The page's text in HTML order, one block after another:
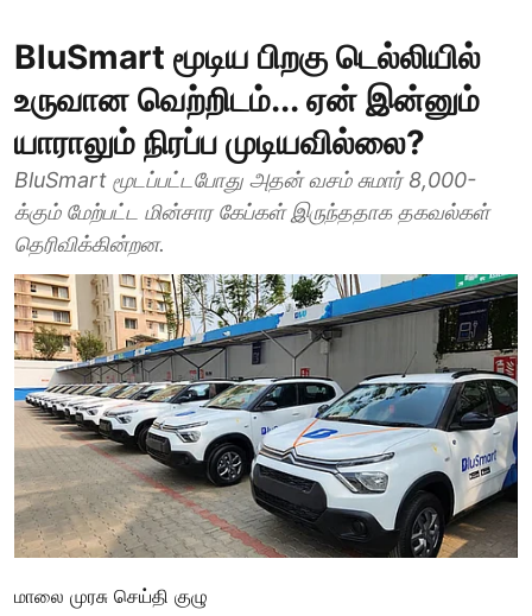
BluSmart மூடிய பிறகு டெல்லியில்
உருவான வெற்றிடம்... ஏன் இன்னும்
யாராலும் நிரப்ப முடியவில்லை?
BluSmart மூடப்பட்டபோது அதன் வசம் சுமார் 8,000-
க்கும் மேற்பட்ட மின்சார கேப்கள் இருந்ததாக தகவல்கள்
தெரிவிக்கின்றன.
மாலை முரசு செய்தி குழு